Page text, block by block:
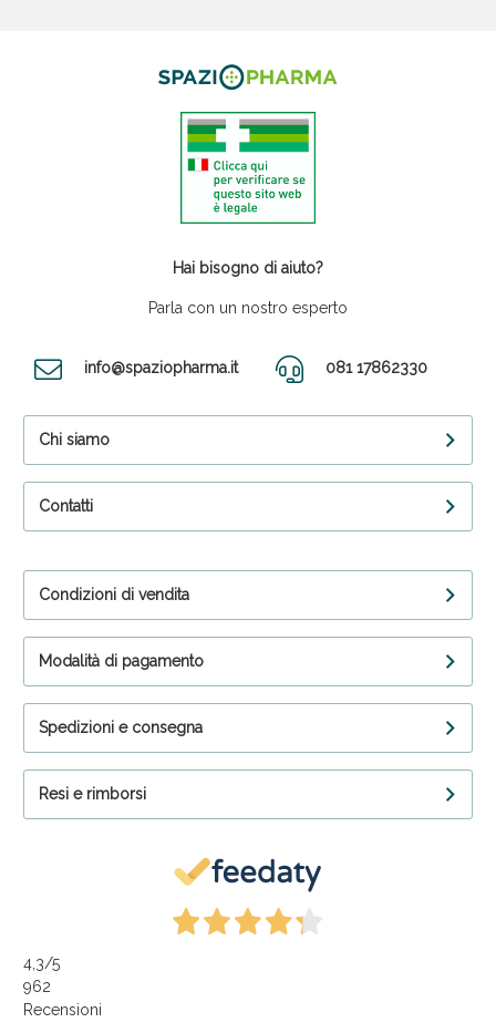
Hai bisogno di aiuto?
Parla con un nostro esperto
info@spaziopharma.it 081 17862330
Chi siamo
Contatti
Condizioni di vendita
Modalità di pagamento
Spedizioni e consegna
Resi e rimborsi
4,3/5
962
Recensioni